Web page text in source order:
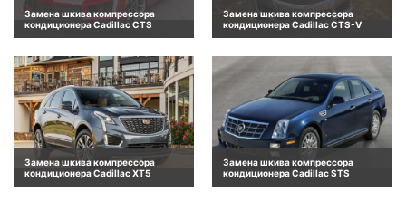
Замена шкива компрессора
кондиционера Cadillac CTS
Замена шкива компрессора
кондиционера Cadillac CTS-V
Замена шкива компрессора
кондиционера Cadillac XT5
Замена шкива компрессора
кондиционера Cadillac STS